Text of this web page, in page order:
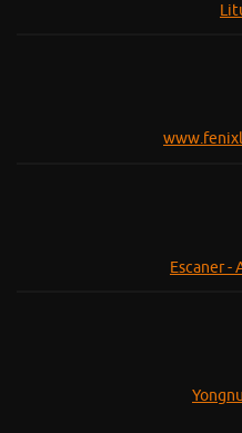
Escaner -